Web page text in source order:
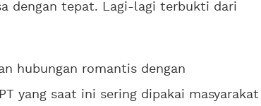
dengan tepat. Lagi-lagi terbukti dari
hubungan romantis dengan
yang saat ini sering dipakai masyarakat